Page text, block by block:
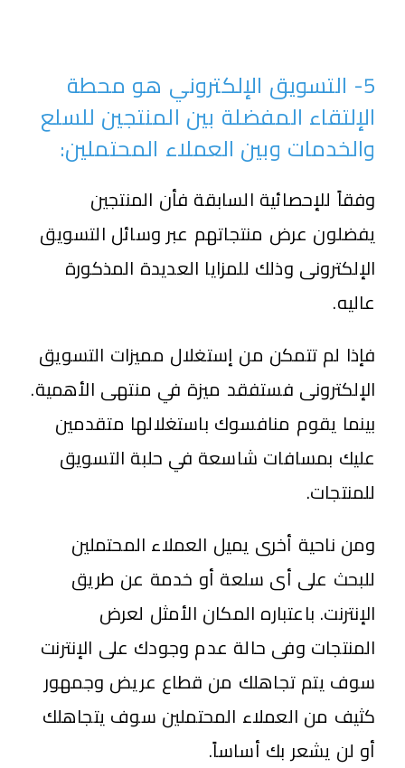
5- التسويق الإلكتروني هو محطة
الإلتقاء المفضلة بين المنتجين للسلع
والخدمات وبين العملاء المحتملين:
وفقاً للإحصائية السابقة فأن المنتجين
يفضلون عرض منتجاتهم عبر وسائل التسويق
الإلكترونى وذلك للمزايا العديدة المذكورة
عاليه.
فإذا لم تتمكن من إستغلال مميزات التسويق
الإلكترونى فستفقد ميزة في منتهى الأهمية.
بينما يقوم منافسوك باستغلالها متقدمين
عليك بمسافات شاسعة في حلبة التسويق
للمنتجات.
ومن ناحية أخرى يميل العملاء المحتملين
للبحث على أى سلعة أو خدمة عن طريق
الإنترنت. باعتباره المكان الأمثل لعرض
المنتجات وفى حالة عدم وجودك على الإنترنت
سوف يتم تجاهلك من قطاع عريض وجمهور
كثيف من العملاء المحتملين سوف يتجاهلك
أو لن يشعر بك أساساً.